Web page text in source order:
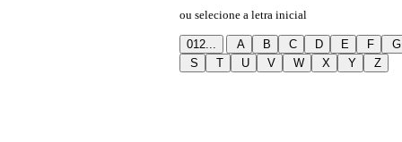
ou selecione a letra inicial